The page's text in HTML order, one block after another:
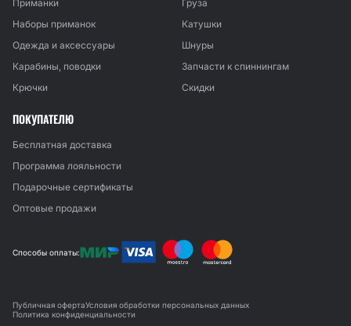
Приманки
Груза
Наборы приманок
Катушки
Одежда и аксессуары
Шнуры
Карабины, поводки
Запчасти к спиннингам
Крючки
Скидки
ПОКУПАТЕЛЮ
Бесплатная доставка
Программа лояльности
Подарочные сертификаты
Оптовые продажи
Способы оплаты:
Публичная офертаУсловия обработки персональных данных
Политика конфиденциальности